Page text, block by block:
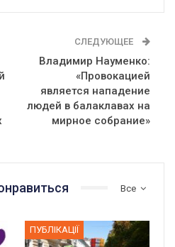
СЛЕДУЮЩЕЕ
Владимир Науменко:
«Провокацией
является нападение
людей в балаклавах на
мирное собрание»
Все
ПУБЛІКАЦІЇ